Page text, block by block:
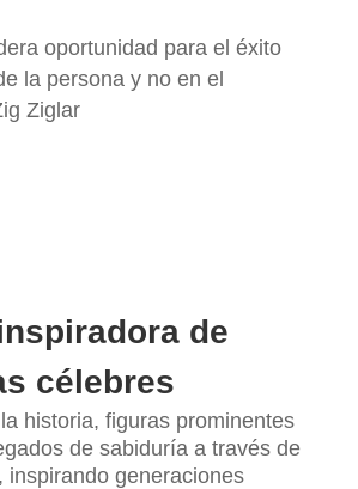
oportunidad para el éxito
la persona y no en el
Ziglar
de
célebres
historia, figuras prominentes
de sabiduría a través de
inspirando generaciones